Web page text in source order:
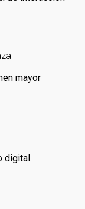
mayor
digital.